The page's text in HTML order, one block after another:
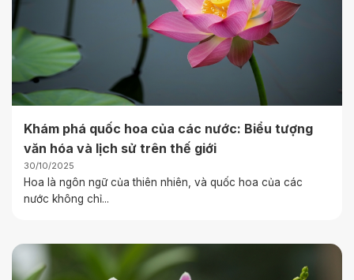
Khám phá quốc hoa của các nước: Biểu tượng
văn hóa và lịch sử trên thế giới
30/10/2025
Hoa là ngôn ngữ của thiên nhiên, và quốc hoa của các
nước không chỉ...